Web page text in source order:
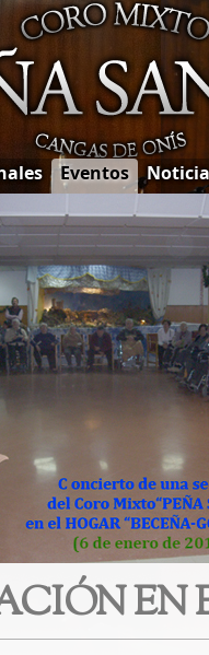
Eventos
EN